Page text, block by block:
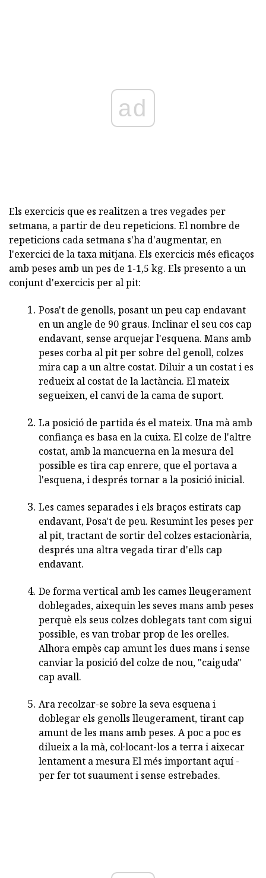
ad
Els exercicis que es realitzen a tres vegades per
setmana, a partir de deu repeticions. El nombre de
repeticions cada setmana s'ha d'augmentar, en
l'exercici de la taxa mitjana. Els exercicis més eficaços
amb peses amb un pes de 1-1,5 kg. Els presento a un
conjunt d'exercicis per al pit:
Posa't de genolls, posant un peu cap endavant
en un angle de 90 graus. Inclinar el seu cos cap
endavant, sense arquejar l'esquena. Mans amb
peses corba al pit per sobre del genoll, colzes
mira cap a un altre costat. Diluir a un costat i es
redueix al costat de la lactància. El mateix
segueixen, el canvi de la cama de suport.
La posició de partida és el mateix. Una mà amb
confiança es basa en la cuixa. El colze de l'altre
costat, amb la mancuerna en la mesura del
possible es tira cap enrere, que el portava a
l'esquena, i després tornar a la posició inicial.
Les cames separades i els braços estirats cap
endavant, Posa't de peu. Resumint les peses per
al pit, tractant de sortir del colzes estacionària,
després una altra vegada tirar d'ells cap
endavant.
De forma vertical amb les cames lleugerament
doblegades, aixequin les seves mans amb peses
perquè els seus colzes doblegats tant com sigui
possible, es van trobar prop de les orelles.
Alhora empès cap amunt les dues mans i sense
canviar la posició del colze de nou, "caiguda"
cap avall.
Ara recolzar-se sobre la seva esquena i
doblegar els genolls lleugerament, tirant cap
amunt de les mans amb peses. A poc a poc es
dilueix a la mà, col·locant-los a terra i aixecar
lentament a mesura El més important aquí -
per fer tot suaument i sense estrebades.